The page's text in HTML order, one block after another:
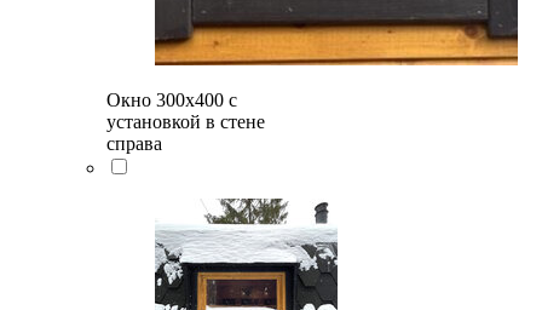
Окно 300х400 с
установкой в стене
справа